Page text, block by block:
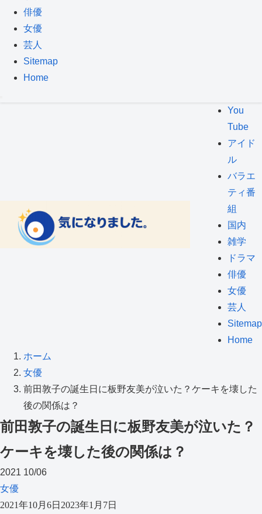
俳優
女優
芸人
Sitemap
Home
You
Tube
アイド
ル
バラエ
ティ番
組
国内
雑学
ドラマ
俳優
女優
芸人
Sitemap
Home
ホーム
女優
前田敦子の誕生日に板野友美が泣いた？ケーキを壊した
後の関係は？
前田敦子の誕生日に板野友美が泣いた？
ケーキを壊した後の関係は？
2021 10/06
女優
2021年10月6日 2023年1月7日